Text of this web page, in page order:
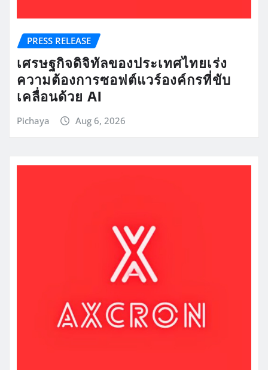
PRESS RELEASE
เศรษฐกิจดิจิทัลของประเทศไทยเร่ง
ความต้องการซอฟต์แวร์องค์กรที่ขับ
เคลื่อนด้วย AI
Pichaya Aug 6, 2026